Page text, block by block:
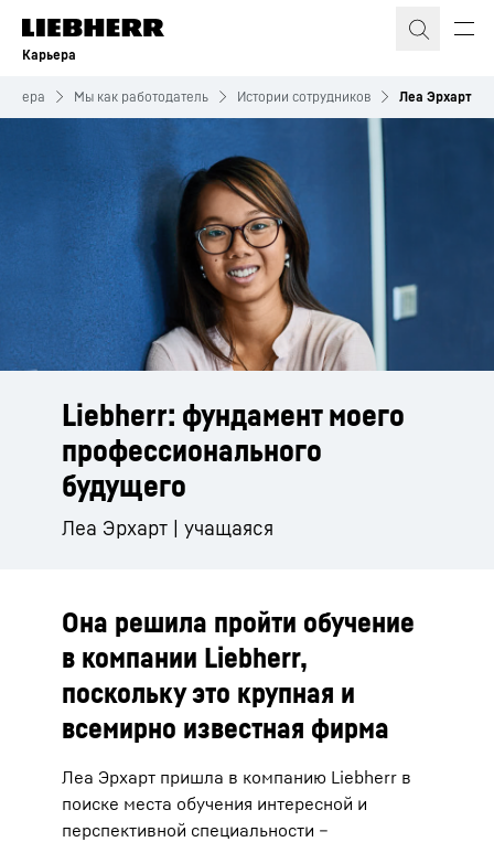
Карьера
Мы как работодатель Истории сотрудников Леа Эрхарт
Liebherr: фундамент моего
профессионального
будущего
Леа Эрхарт | учащаяся
Она решила пройти обучение
в компании Liebherr,
поскольку это крупная и
всемирно известная фирма
Леа Эрхарт пришла в компанию Liebherr в
поиске места обучения интересной и
перспективной специальности –